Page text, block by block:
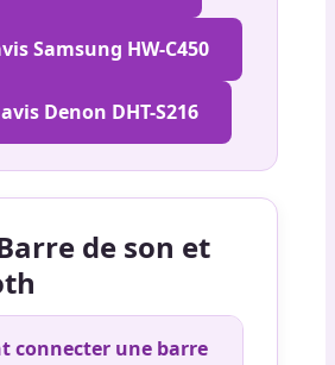
Samsung HW-C450
Denon DHT-S216
de son et
connecter une barre